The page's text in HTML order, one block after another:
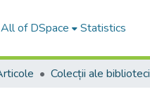
All of DSpace Statistics